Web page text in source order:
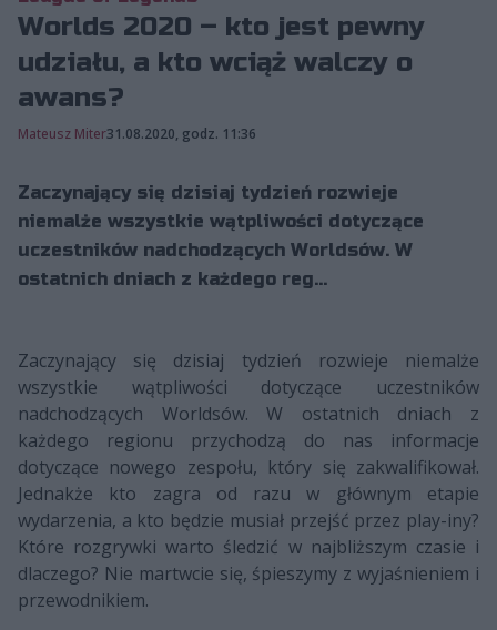
Worlds 2020 – kto jest pewny
udziału, a kto wciąż walczy o
awans?
Mateusz Miter31.08.2020, godz. 11:36
Zaczynający się dzisiaj tydzień rozwieje
niemalże wszystkie wątpliwości dotyczące
uczestników nadchodzących Worldsów. W
ostatnich dniach z każdego reg...
Zaczynający się dzisiaj tydzień rozwieje niemalże
wszystkie wątpliwości dotyczące uczestników
nadchodzących Worldsów. W ostatnich dniach z
każdego regionu przychodzą do nas informacje
dotyczące nowego zespołu, który się zakwalifikował.
Jednakże kto zagra od razu w głównym etapie
wydarzenia, a kto będzie musiał przejść przez play-iny?
Które rozgrywki warto śledzić w najbliższym czasie i
dlaczego? Nie martwcie się, śpieszymy z wyjaśnieniem i
przewodnikiem.